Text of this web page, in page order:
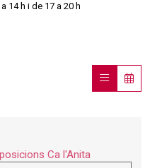
14 h i de 17 a 20 h
Ca l'Anita